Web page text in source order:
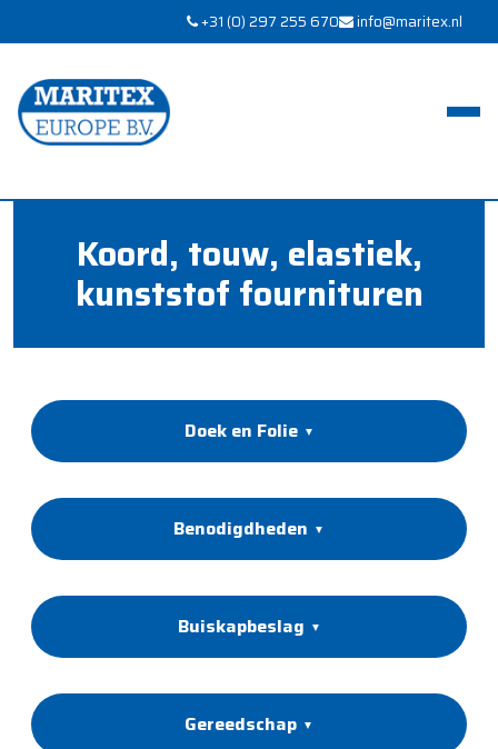
+31 (0) 297 255 670 info@maritex.nl
Koord, touw, elastiek,
kunststof fournituren
Doek en Folie
Benodigdheden
Buiskapbeslag
Gereedschap